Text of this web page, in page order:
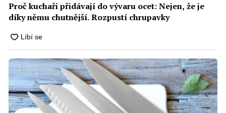
Proč kuchaři přidávají do vývaru ocet: Nejen, že je
díky němu chutnější. Rozpustí chrupavky